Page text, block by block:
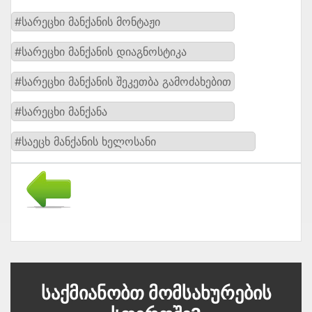
#სარეცხი მანქანის მონტაჟი
#სარეცხი მანქანის დიაგნოსტიკა
#სარეცხი მანქანის შეკეთბა გამოძახებით
#სარეცხი მანქანა
#საეცხ მანქანის ხელოსანი
Საქმიანობთ Მომსახურების